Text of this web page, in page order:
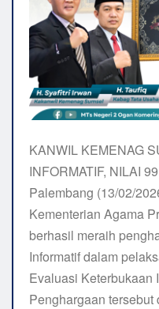
KANWIL KEMENAG
INFORMATIF, NILAI
Palembang (13/02/
Kementerian Agama
berhasil meraih
Informatif dalam
Evaluasi Keterbukaan
Penghargaan